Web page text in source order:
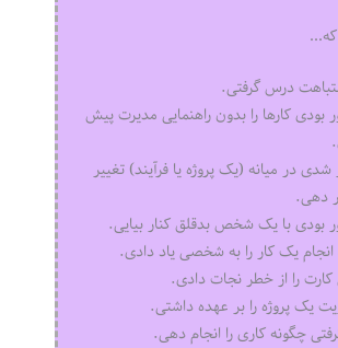
که…
درس گرفتی.
بودی کارها را بدون راهنمایی مدیرت پیش
شدی در میانه (یک پروژه یا فرآیند) تغییر
‌دهی.
بودی با یک شخص بدقلق کنار بیایی.
انجام یک کار را به شخصی یاد دادی.
را از خطر نجات دادی.
یک پروژه را بر عهده داشتی.
چگونه کاری را انجام دهی.